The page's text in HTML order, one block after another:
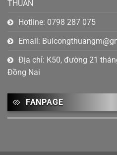
Tháng 6 2023
Tháng 4 2023(2)
Tháng 2 2023(1)
Tháng 1 2023(2)
Tháng mười một 2022
Tháng 10 2022(1)
THUẤN
Hotline: 0798 287 075
Email:
Địa chỉ: K50, đường 21
Đồng Nai
FANPAGE